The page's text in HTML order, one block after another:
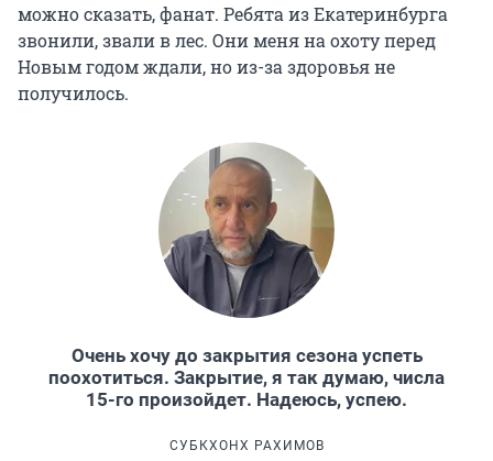
можно сказать, фанат. Ребята из Екатеринбурга
звонили, звали в лес. Они меня на охоту перед
Новым годом ждали, но из-за здоровья не
получилось.
Очень хочу до закрытия сезона успеть
поохотиться. Закрытие, я так думаю, числа
15-го произойдет. Надеюсь, успею.
СУБКХОНХ РАХИМОВ